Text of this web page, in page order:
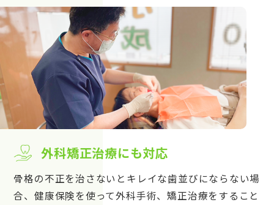
外科矯正治療にも対応
骨格の不正を治さないとキレイな歯並びにならない場
合、健康保険を使って外科手術、矯正治療をすること